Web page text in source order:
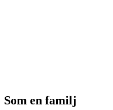
Som en familj